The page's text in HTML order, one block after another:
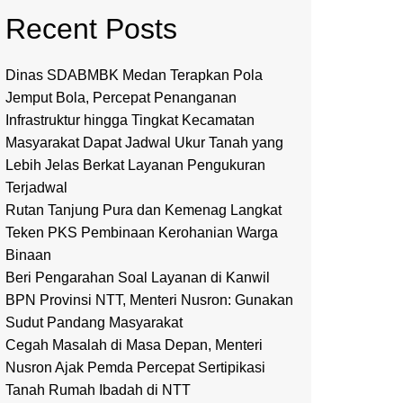
Recent Posts
Dinas SDABMBK Medan Terapkan Pola
Jemput Bola, Percepat Penanganan
Infrastruktur hingga Tingkat Kecamatan
Masyarakat Dapat Jadwal Ukur Tanah yang
Lebih Jelas Berkat Layanan Pengukuran
Terjadwal
Rutan Tanjung Pura dan Kemenag Langkat
Teken PKS Pembinaan Kerohanian Warga
Binaan
Beri Pengarahan Soal Layanan di Kanwil
BPN Provinsi NTT, Menteri Nusron: Gunakan
Sudut Pandang Masyarakat
Cegah Masalah di Masa Depan, Menteri
Nusron Ajak Pemda Percepat Sertipikasi
Tanah Rumah Ibadah di NTT